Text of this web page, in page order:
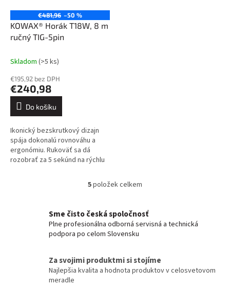
€481,96 –50 %
KOWAX® Horák T18W, 8 m
ručný TIG-5pin
Skladom (>5 ks)
€195,92 bez DPH
€240,98
Do košíku
Ikonický bezskrutkový dizajn
spája dokonalú rovnováhu a
ergonómiu. Rukoväť sa dá
rozobrať za 5 sekúnd na rýchlu
O
á
d
a
í
p
5položek celkem
Sme čisto česká spoločnosť
Plne profesionálna odborná servisná a technická
podpora po celom Slovensku
Za svojimi produktmi si stojíme
Najlepšia kvalita a hodnota produktov v celosvetovom
meradle